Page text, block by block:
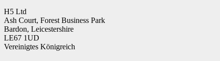
H5 Ltd
Ash Court, Forest Business Park
Bardon, Leicestershire
LE67 1UD
Vereinigtes Königreich